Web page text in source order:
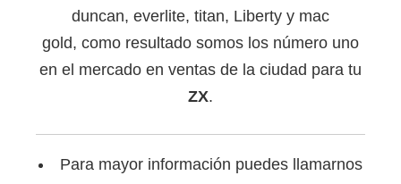
duncan, everlite, titan, Liberty y mac
gold, como resultado somos los número uno
en el mercado en ventas de la ciudad para tu
ZX.
Para mayor información puedes llamarnos